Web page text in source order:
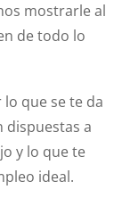
mostrarle al
de todo lo
que se te da
dispuestas a
y lo que te
ideal.